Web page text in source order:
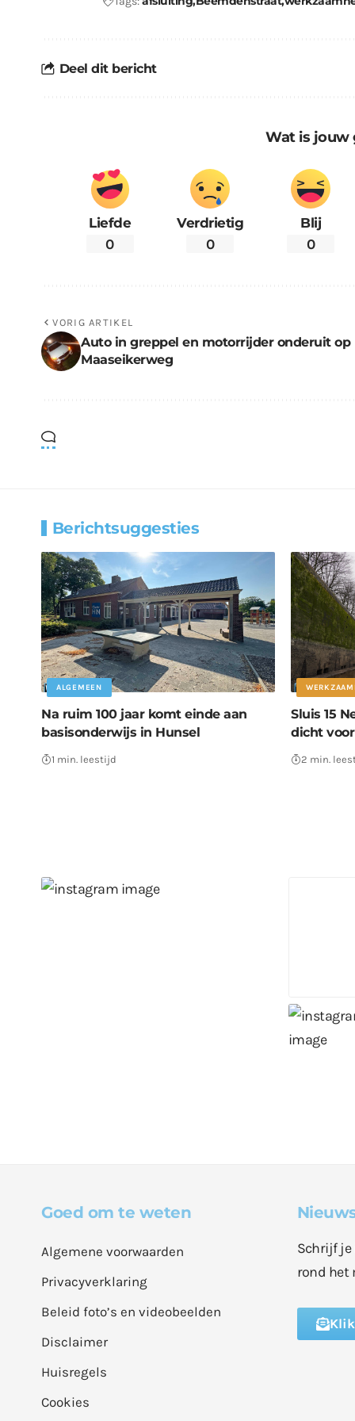
Deel dit bericht
Wat is jouw
Liefde
0
Verdrietig
0
Blij
0
VORIG ARTIKEL
Auto in greppel en motorrijder onderuit op
Maaseikerweg
Berichtsuggesties
ALGEMEEN
Na ruim 100 jaar komt einde aan
basisonderwijs in Hunsel
1 min. leestijd
Sluis 15
dicht
2 min.
Goed om te weten
Algemene voorwaarden
Privacyverklaring
Beleid foto’s en videobeelden
Disclaimer
Huisregels
Cookies
Schrijf je
rond het